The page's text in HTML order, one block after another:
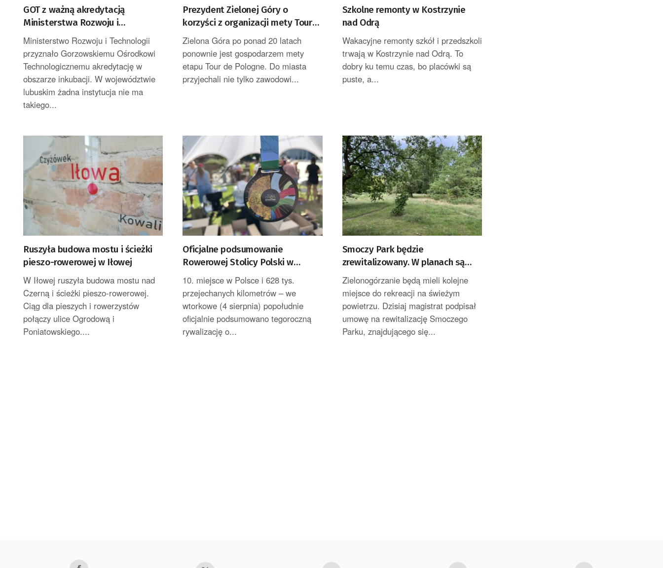
GOT z ważną akredytacją
Ministerstwa Rozwoju i
Technologii
Ministerstwo Rozwoju i Technologii
przyznało Gorzowskiemu Ośrodkowi
Technologicznemu akredytację w
obszarze inkubacji. W województwie
lubuskim żadna instytucja nie ma
takiego...
Prezydent Zielonej Góry o
korzyści z organizacji mety Tour
de Pologne
Zielona Góra po ponad 20 latach
ponownie jest gospodarzem mety
etapu Tour de Pologne. Do miasta
przyjechali nie tylko zawodowi...
Szkolne remonty w Kostrzynie
nad Odrą
Wakacyjne remonty szkół i przedszkoli
trwają w Kostrzynie nad Odrą. To
dobry ku temu czas, bo placówki są
puste, a...
Ruszyła budowa mostu i ścieżki
pieszo-rowerowej w Iłowej
W Iłowej ruszyła budowa mostu nad
Czerną i ścieżki pieszo-rowerowej.
Ciąg dla pieszych i rowerzystów
połączy ulice Ogrodową i
Poniatowskiego....
Oficjalne podsumowanie
Rowerowej Stolicy Polski w
Zielonej Górze
10. miejsce w Polsce i 628 tys.
przejechanych kilometrów – we
wtorkowe (4 sierpnia) popołudnie
oficjalnie podsumowano tegoroczną
rywalizację o...
Smoczy Park będzie
zrewitalizowany. W planach są
nowe atrakcje
Zielonogórzanie będą mieli kolejne
miejsce do rekreacji na świeżym
powietrzu. Dzisiaj magistrat podpisał
umowę na rewitalizację Smoczego
Parku, znajdującego się...